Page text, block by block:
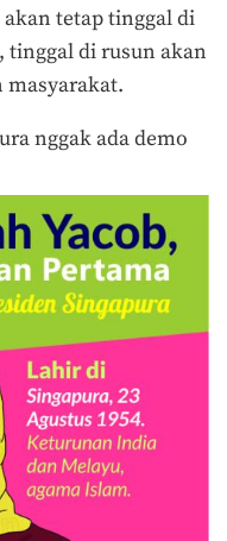
tetap tinggal di
tinggal di rusun akan
masyarakat.
nggak ada demo